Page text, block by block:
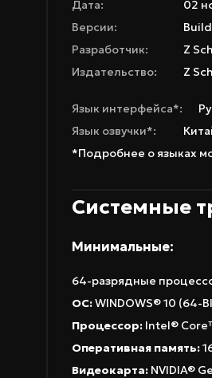
Дата:
02
Версии:
Разработчик:
Z
Издательство:
Z
Язык интерфейса*:
Язык озвучки*:
*Подробнее о языках
Системные
Минимальные:
64-разрядные
ОС:WINDOWS® 10 (64-
Процессор: Intel®
Оперативная память:
Видеокарта: NVIDIA®